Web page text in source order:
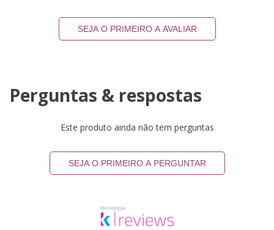
SEJA O PRIMEIRO A AVALIAR
Perguntas & respostas
Este produto ainda não tem perguntas
SEJA O PRIMEIRO A PERGUNTAR